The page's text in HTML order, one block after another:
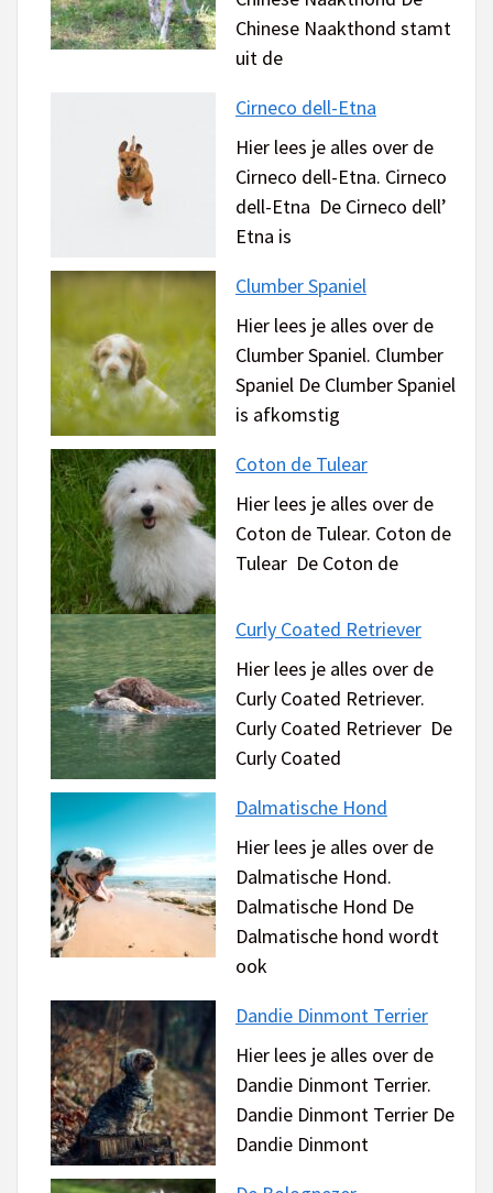
Chinese Naakthond stamt
uit de
Cirneco dell-Etna
Hier lees je alles over de
Cirneco dell-Etna. Cirneco
dell-Etna De Cirneco dell’
Etna is
Clumber Spaniel
Hier lees je alles over de
Clumber Spaniel. Clumber
Spaniel De Clumber Spaniel
is afkomstig
Coton de Tulear
Hier lees je alles over de
Coton de Tulear. Coton de
Tulear De Coton de
Curly Coated Retriever
Hier lees je alles over de
Curly Coated Retriever.
Curly Coated Retriever De
Curly Coated
Dalmatische Hond
Hier lees je alles over de
Dalmatische Hond.
Dalmatische Hond De
Dalmatische hond wordt
ook
Dandie Dinmont Terrier
Hier lees je alles over de
Dandie Dinmont Terrier.
Dandie Dinmont Terrier De
Dandie Dinmont